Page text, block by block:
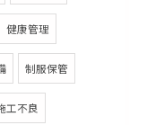
健康管理
制服保管
工不良